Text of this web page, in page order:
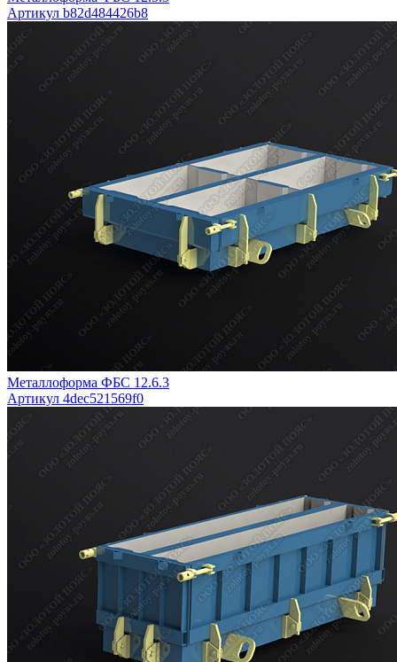
Артикул b82d484426b8
Металлоформа ФБС 12.6.3
Артикул 4dec521569f0